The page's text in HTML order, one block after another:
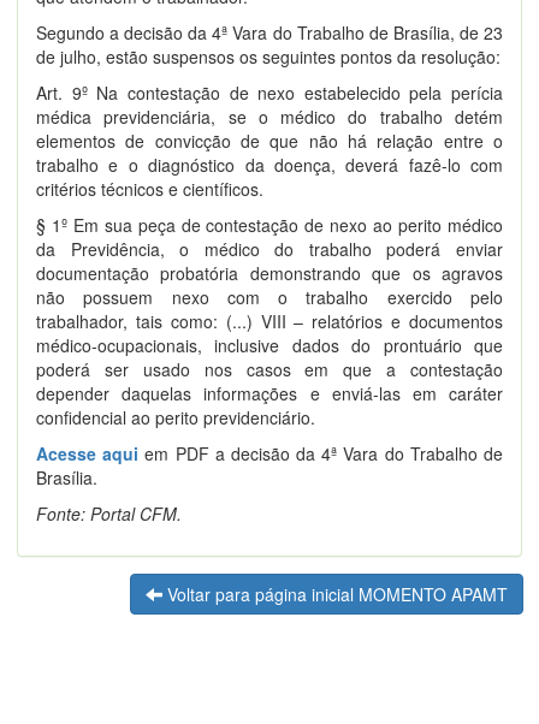
Segundo a decisão da 4ª Vara do Trabalho de Brasília, de 23
de julho, estão suspensos os seguintes pontos da resolução:
Art. 9º Na contestação de nexo estabelecido pela perícia
médica previdenciária, se o médico do trabalho detém
elementos de convicção de que não há relação entre o
trabalho e o diagnóstico da doença, deverá fazê-lo com
critérios técnicos e científicos.
§ 1º Em sua peça de contestação de nexo ao perito médico
da Previdência, o médico do trabalho poderá enviar
documentação probatória demonstrando que os agravos
não possuem nexo com o trabalho exercido pelo
trabalhador, tais como: (...) VIII – relatórios e documentos
médico-ocupacionais, inclusive dados do prontuário que
poderá ser usado nos casos em que a contestação
depender daquelas informações e enviá-las em caráter
confidencial ao perito previdenciário.
Acesse aqui em PDF a decisão da 4ª Vara do Trabalho de
Brasília.
Fonte: Portal CFM.
Voltar para página inicial MOMENTO APAMT